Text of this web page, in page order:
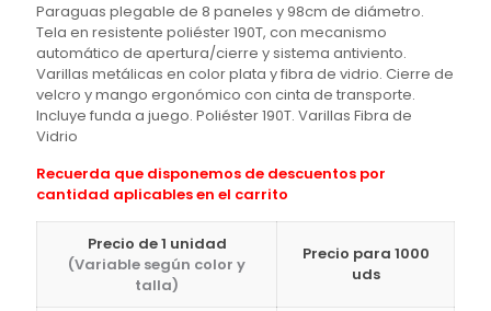
Paraguas plegable de 8 paneles y 98cm de diámetro.
Tela en resistente poliéster 190T, con mecanismo
automático de apertura/cierre y sistema antiviento.
Varillas metálicas en color plata y fibra de vidrio. Cierre de
velcro y mango ergonómico con cinta de transporte.
Incluye funda a juego. Poliéster 190T. Varillas Fibra de
Vidrio
Recuerda que disponemos de descuentos por
cantidad aplicables en el carrito
Precio de 1 unidad
(Variable según color y
talla)
Precio para 1000
uds